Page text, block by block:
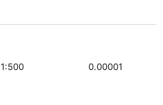
1:500 0.00001